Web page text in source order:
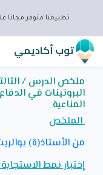
تطبيقنا متوفر مجانا
توب أكاديمي
ملخص الدرس /
البروتينات في
المناعية
الملخص
من الأستاذ(ة)
إختبار نمط